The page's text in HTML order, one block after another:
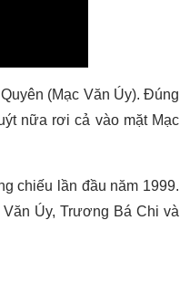
(Mạc Văn Úy). Đúng
nữa rơi cả vào mặt Mạc
chiếu lần đầu năm 1999.
Úy, Trương Bá Chi và